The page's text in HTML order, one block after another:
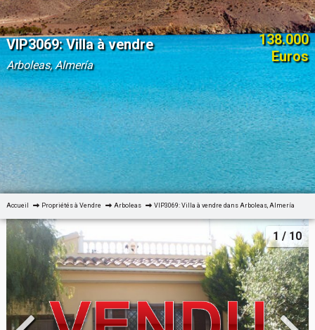
VIP3069: Villa à vendre
Arboleas, Almería
138.000
Euros
Accueil Propriétés à Vendre Arboleas VIP3069: Villa à vendre dans Arboleas, Almería
1 / 10